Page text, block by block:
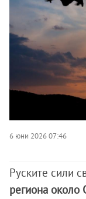
6 юни 2026 07:46
Руските сили
региона около